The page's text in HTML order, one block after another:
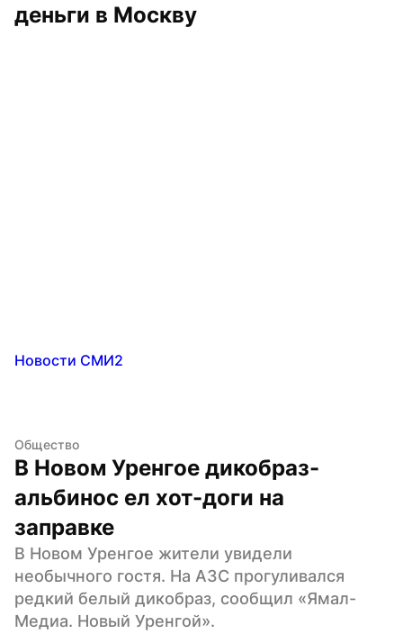
деньги в Москву
Новости СМИ2
Общество
В Новом Уренгое дикобраз-
альбинос ел хот-доги на
заправке
В Новом Уренгое жители увидели
необычного гостя. На АЗС прогуливался
редкий белый дикобраз, сообщил «Ямал-
Медиа. Новый Уренгой».